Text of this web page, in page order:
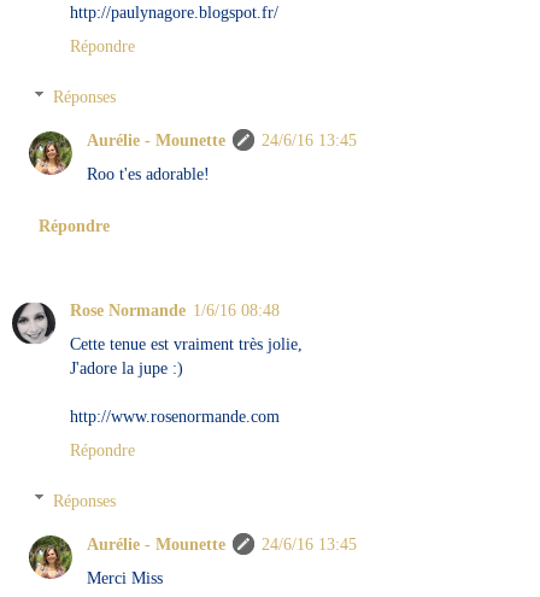
http://paulynagore.blogspot.fr/
Répondre
Réponses
Aurélie - Mounette
24/6/16 13:45
Roo t'es adorable!
Répondre
Rose Normande 1/6/16 08:48
Cette tenue est vraiment très jolie,
J'adore la jupe :)
http://www.rosenormande.com
Répondre
Réponses
Aurélie - Mounette
24/6/16 13:45
Merci Miss